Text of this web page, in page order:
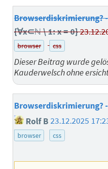
Browserdiskrimierung?
{∀x⊂ℕ \ 1: x = 0}
browser
css
Dieser Beitrag wurde
Kauderwelsch ohne
Browserdiskrimierung?
Rolf B23.12.2025
browser
css